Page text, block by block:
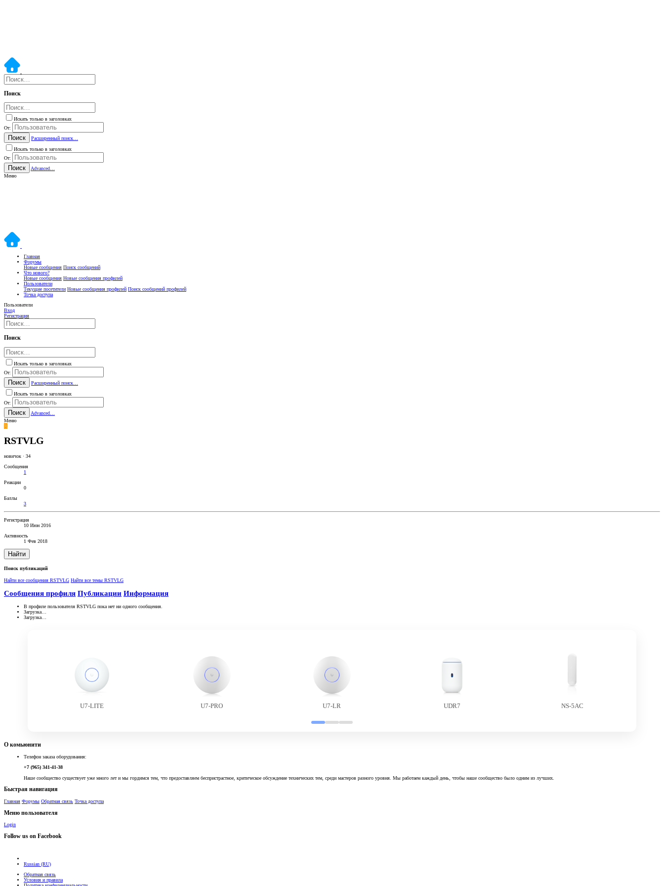
Поиск
Искать только в заголовках
От:
Поиск
Расширенный поиск…
Искать только в заголовках
От:
Поиск
Advanced…
Меню
Главная
Форумы
Новые сообщения Поиск сообщений
Что нового?
Новые сообщения Новые сообщения профилей
Пользователи
Текущие посетители Новые сообщения профилей Поиск сообщений профилей
Точка доступа
Пользователи
Вход
Регистрация
Поиск
Искать только в заголовках
От:
Поиск
Расширенный поиск…
Искать только в заголовках
От:
Поиск
Advanced…
Меню
R
RSTVLG
новичок · 34
Сообщения
1
Реакции
0
Баллы
3
Регистрация
10 Июн 2016
Активность
1 Фев 2018
Найти
Поиск публикаций
Найти все сообщения RSTVLG Найти все темы RSTVLG
Сообщения профиля Публикации Информация
В профиле пользователя RSTVLG пока нет ни одного сообщения.
Загрузка…
Загрузка…
U7-LITE U7-PRO U7-LR UDR7 NS-5AC
О комьюнити
Телефон заказа оборудования:
+7 (965) 341-41-38
Наше сообщество существует уже много лет и мы гордимся тем, что предоставляем беспристрастное, критическое обсуждение технических тем, среди мастеров разного уровня. Мы работаем каждый день, чтобы наше сообщество было одним из лучших.
Быстрая навигация
Главная Форумы Обратная связь Точка доступа
Меню пользователя
Login
Follow us on Facebook
Russian (RU)
Обратная связь
Условия и правила